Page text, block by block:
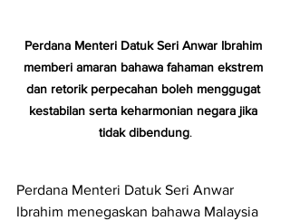
Perdana Menteri Datuk Seri Anwar Ibrahim
memberi amaran bahawa fahaman ekstrem
dan retorik perpecahan boleh menggugat
kestabilan serta keharmonian negara jika
tidak dibendung.
Perdana Menteri Datuk Seri Anwar
Ibrahim menegaskan bahawa Malaysia